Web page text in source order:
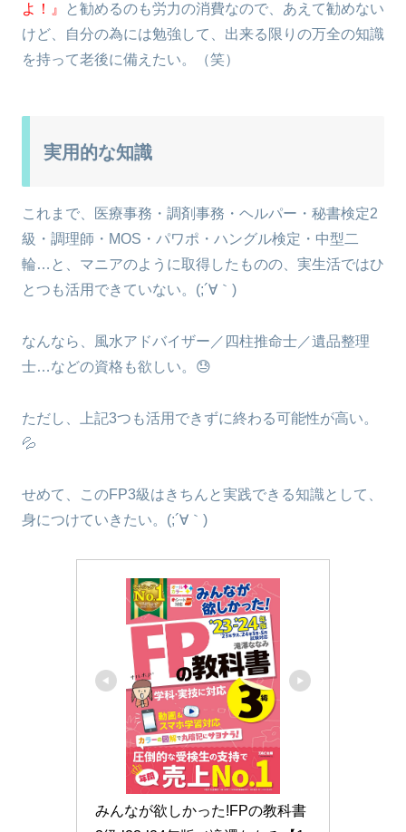
よ！』
と勧めるのも労力の消費なので、あえて勧めない
けど、自分の為には勉強して、出来る限りの万全の知識
を持って老後に備えたい。（笑）
実用的な知識
これまで、医療事務・調剤事務・ヘルパー・秘書検定2
級・調理師・MOS・パワポ・ハングル検定・中型二
輪…と、マニアのように取得したものの、実生活ではひ
とつも活用できていない。(;´∀｀)
なんなら、風水アドバイザー／四柱推命士／遺品整理
士…などの資格も欲しい。😓
ただし、上記3つも活用できずに終わる可能性が高い。
💦
せめて、このFP3級はきちんと実践できる知識として、
身につけていきたい。(;´∀｀)
みんなが欲しかった!FPの教科書